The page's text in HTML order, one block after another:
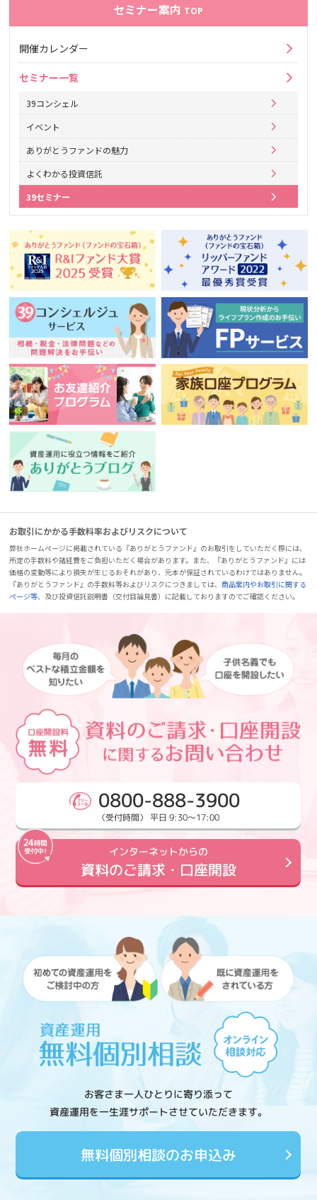
セミナー案内 TOP
開催カレンダー
セミナー一覧
39コンシェル
イベント
ありがとうファンドの魅力
よくわかる投資信託
39セミナー
お取引にかかる手数料率およびリスクについて
弊社ホームページに掲載されている『ありがとうファンド』のお取引をしていただく際には、
所定の手数料や諸経費をご負担いただく場合があります。また、『ありがとうファンド』には
価格の変動等により損失が生じるおそれがあり、元本が保証されているわけではありません。
『ありがとうファンド』の手数料等およびリスクにつきましては、商品案内やお取引に関する
ページ等、及び投資信託説明書（交付目論見書）に記載しておりますのでご確認ください。
0800-888-3900
〈受付時間〉 平日 9:30～17:00
インターネットからの
資料のご請求・口座開設
お客さま一人ひとりに寄り添って
資産運用を一生涯サポートさせていただきます。
無料個別相談のお申込み